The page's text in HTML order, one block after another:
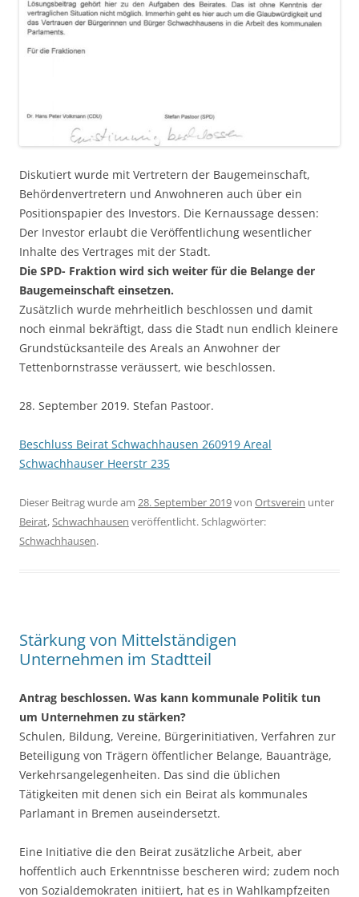
Diskutiert wurde mit Vertretern der Baugemeinschaft,
Behördenvertretern und Anwohneren auch über ein
Positionspapier des Investors. Die Kernaussage dessen:
Der Investor erlaubt die Veröffentlichung wesentlicher
Inhalte des Vertrages mit der Stadt.
Die SPD- Fraktion wird sich weiter für die Belange der
Baugemeinschaft einsetzen.
Zusätzlich wurde mehrheitlich beschlossen und damit
noch einmal bekräftigt, dass die Stadt nun endlich kleinere
Grundstücksanteile des Areals an Anwohner der
Tettenbornstrasse veräussert, wie beschlossen.
28. September 2019. Stefan Pastoor.
Beschluss Beirat Schwachhausen 260919 Areal
Schwachhauser Heerstr 235
Dieser Beitrag wurde am 28. September 2019von Ortsverein unter
Beirat,Schwachhausen veröffentlicht. Schlagwörter:
Schwachhausen.
Stärkung von Mittelständigen
Unternehmen im Stadtteil
Antrag beschlossen. Was kann kommunale Politik tun
um Unternehmen zu stärken?
Schulen, Bildung, Vereine, Bürgerinitiativen, Verfahren zur
Beteiligung von Trägern öffentlicher Belange, Bauanträge,
Verkehrsangelegenheiten. Das sind die üblichen
Tätigkeiten mit denen sich ein Beirat als kommunales
Parlamant in Bremen auseindersetzt.
Eine Initiative die den Beirat zusätzliche Arbeit, aber
hoffentlich auch Erkenntnisse bescheren wird; zudem noch
von Sozialdemokraten initiiert, hat es in Wahlkampfzeiten